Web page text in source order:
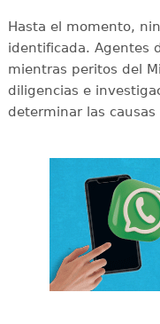
Hasta el momento,
identificada. Agentes
mientras peritos del
diligencias e
determinar las causas